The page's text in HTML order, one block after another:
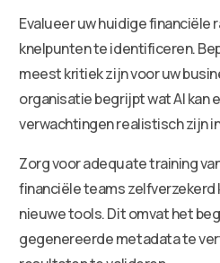
Evalueer uw huidige
knelpunten te identificeren.
meest kritiek zijn voor uw
organisatie begrijpt wat AI kan
verwachtingen realistisch zijn
Zorg voor adequate training
financiële teams zelfverzekerd
nieuwe tools. Dit omvat het
gegenereerde metadata te